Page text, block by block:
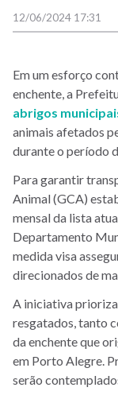
12/06/2024 17:31
Em um esforço
enchente, a
abrigos
animais afetados
durante o período
Para garantir
Animal (GCA)
mensal da lista
Departamento
medida visa
direcionados de
A iniciativa
resgatados, tanto
da enchente que
em Porto Alegre.
serão